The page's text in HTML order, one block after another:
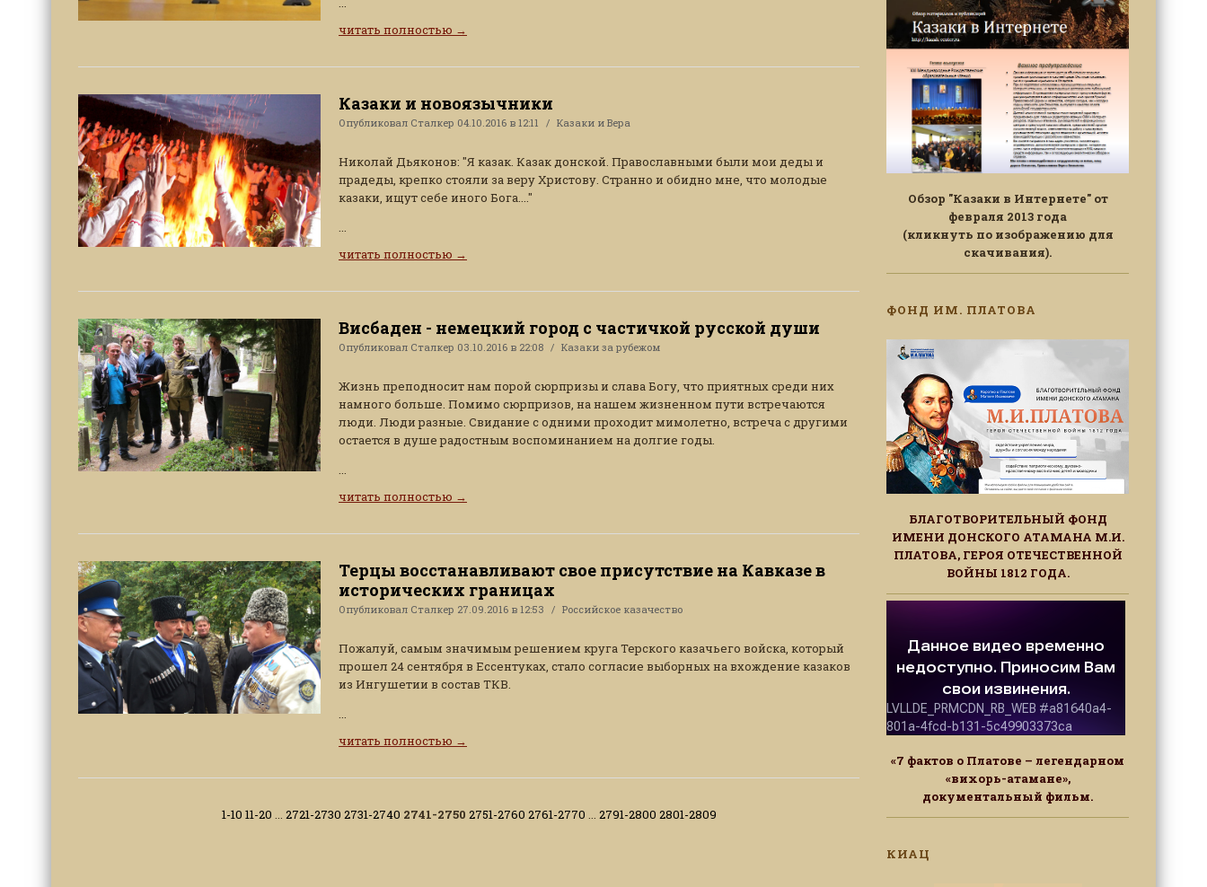
читать полностью →
Казаки и новоязычники
Опубликовал Сталкер 04.10.2016 в 12:11 Казаки и Вера
Николай Дьяконов: "Я казак. Казак донской. Православными были мои деды и
прадеды, крепко стояли за веру Христову. Странно и обидно мне, что молодые
казаки, ищут себе иного Бога...."
читать полностью →
Висбаден - немецкий город с частичкой русской души
Опубликовал Сталкер 03.10.2016 в 22:08 Казаки за рубежом
Жизнь преподносит нам порой сюрпризы и слава Богу, что приятных среди них
намного больше. Помимо сюрпризов, на нашем жизненном пути встречаются
люди. Люди разные. Свидание с одними проходит мимолетно, встреча с другими
остается в душе радостным воспоминанием на долгие годы.
читать полностью →
Терцы восстанавливают свое присутствие на Кавказе в
исторических границах
Опубликовал Сталкер 27.09.2016 в 12:53 Российское казачество
Пожалуй, самым значимым решением круга Терского казачьего войска, который
прошел 24 сентября в Ессентуках, стало согласие выборных на вхождение казаков
из Ингушетии в состав ТКВ.
читать полностью →
1-10 11-20 2721-2730 2731-2740 2741-2750 2751-2760 2761-2770 2791-2800 2801-2809
Обзор "Казаки в Интернете" от
февраля 2013 года
(кликнуть по изображению для
скачивания).
ФОНД ИМ. ПЛАТОВА
БЛАГОТВОРИТЕЛЬНЫЙ ФОНД
ИМЕНИ ДОНСКОГО АТАМАНА М.И.
ПЛАТОВА, ГЕРОЯ ОТЕЧЕСТВЕННОЙ
ВОЙНЫ 1812 ГОДА.
«7 фактов о Платове – легендарном
«вихорь-атамане»,
документальный фильм.
КИАЦ